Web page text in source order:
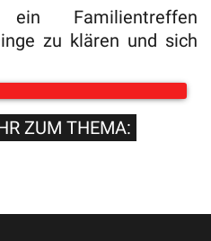
Familientreffen
zu klären und sich
ZUM THEMA: